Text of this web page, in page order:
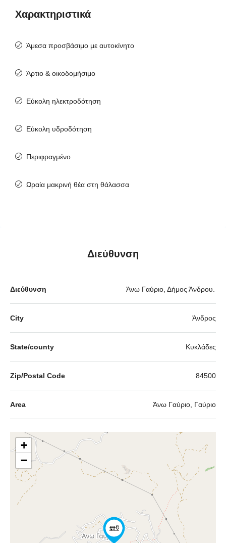
Χαρακτηριστικά
Άμεσα προσβάσιμο με αυτοκίνητο
Άρτιο & οικοδομήσιμο
Εύκολη ηλεκτροδότηση
Εύκολη υδροδότηση
Περιφραγμένο
Ωραία μακρινή θέα στη θάλασσα
Διεύθυνση
Διεύθυνση Άνω Γαύριο, Δήμος Άνδρου.
City Άνδρος
State/county Κυκλάδες
Zip/Postal Code 84500
Area Άνω Γαύριο, Γαύριο
+
−